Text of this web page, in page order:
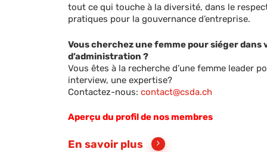
tout ce qui touche à la diversité, dans le
pratiques pour la gouvernance d’entreprise.
Vous cherchez une femme pour siéger dans
d’administration ?
Vous êtes à la recherche d’une femme leader
interview, une expertise?
Contactez-nous: contact@csda.ch
Aperçu du profil de nos membres
En savoir plus